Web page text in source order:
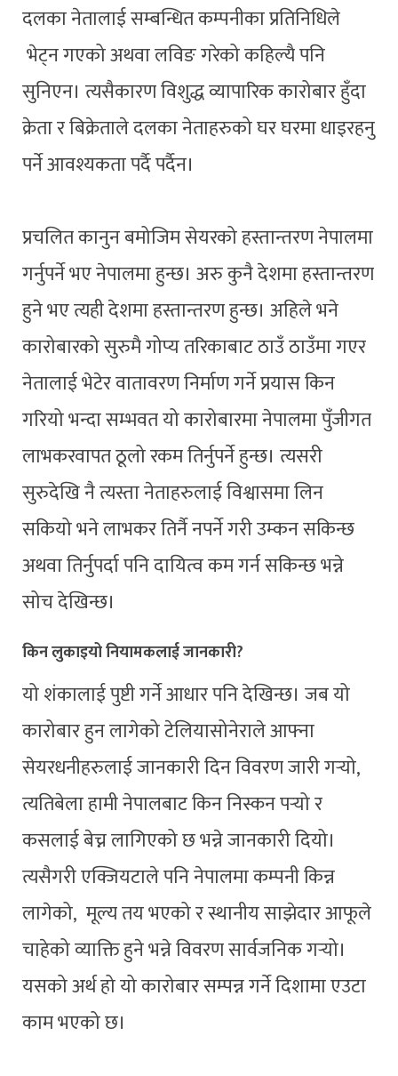
दलका नेतालाई सम्बन्धित कम्पनीका प्रतिनिधिले
भेट्न गएको अथवा लविङ गरेको कहिल्यै पनि
सुनिएन। त्यसैकारण विशुद्ध व्यापारिक कारोबार हुँदा
क्रेता र बिक्रेताले दलका नेताहरुको घर घरमा धाइरहनु
पर्ने आवश्यकता पर्दै पर्दैन।
प्रचलित कानुन बमोजिम सेयरको हस्तान्तरण नेपालमा
गर्नुपर्ने भए नेपालमा हुन्छ। अरु कुनै देशमा हस्तान्तरण
हुने भए त्यही देशमा हस्तान्तरण हुन्छ। अहिले भने
कारोबारको सुरुमै गोप्य तरिकाबाट ठाउँ ठाउँमा गएर
नेतालाई भेटेर वातावरण निर्माण गर्ने प्रयास किन
गरियो भन्दा सम्भवत यो कारोबारमा नेपालमा पुँजीगत
लाभकरवापत ठूलो रकम तिर्नुपर्ने हुन्छ। त्यसरी
सुरुदेखि नै त्यस्ता नेताहरुलाई विश्वासमा लिन
सकियो भने लाभकर तिर्नै नपर्ने गरी उम्कन सकिन्छ
अथवा तिर्नुपर्दा पनि दायित्व कम गर्न सकिन्छ भन्ने
सोच देखिन्छ।
किन लुकाइयो नियामकलाई जानकारी?
यो शंकालाई पुष्टी गर्ने आधार पनि देखिन्छ। जब यो
कारोबार हुन लागेको टेलियासोनेराले आफ्ना
सेयरधनीहरुलाई जानकारी दिन विवरण जारी गर्‍यो,
त्यतिबेला हामी नेपालबाट किन निस्कन पर्‍यो र
कसलाई बेच्न लागिएको छ भन्ने जानकारी दियो।
त्यसैगरी एक्जियटाले पनि नेपालमा कम्पनी किन्न
लागेको, मूल्य तय भएको र स्थानीय साझेदार आफूले
चाहेको व्याक्ति हुने भन्ने विवरण सार्वजनिक गर्‍यो।
यसको अर्थ हो यो कारोबार सम्पन्न गर्ने दिशामा एउटा
काम भएको छ।